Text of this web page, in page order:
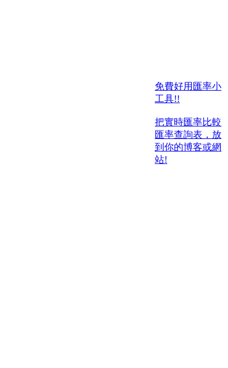
免費好用匯率小
工具!!
把實時匯率比較
匯率查詢表，放
到你的博客或網
站!